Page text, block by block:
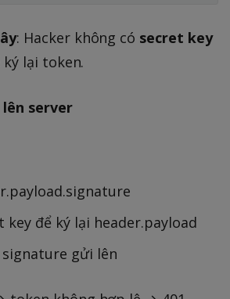
: Hacker không có secret key
lại token.
server
key để ký lại header.payload
signature gửi lên